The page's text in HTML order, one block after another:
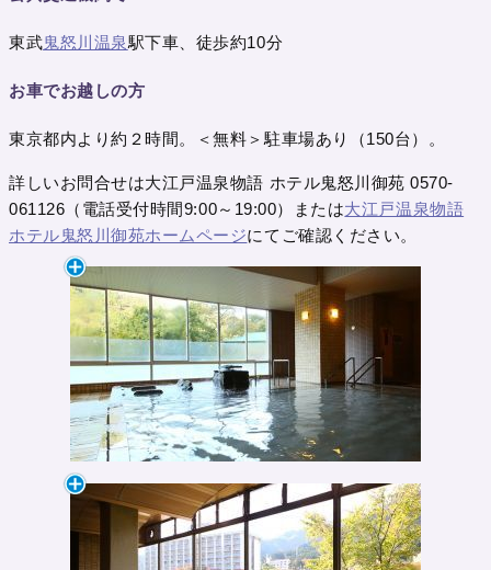
東武鬼怒川温泉駅下車、徒歩約10分
お車でお越しの方
東京都内より約２時間。＜無料＞駐車場あり（150台）。
詳しいお問合せは大江戸温泉物語 ホテル鬼怒川御苑 0570-
061126（電話受付時間9:00～19:00）または大江戸温泉物語
ホテル鬼怒川御苑ホームページにてご確認ください。